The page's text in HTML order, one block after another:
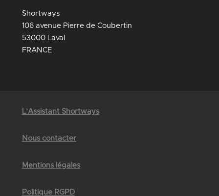
Shortways
106 avenue Pierre de Coubertin
53000 Laval
FRANCE
L’Assistant Shortways
Nous contacter
Mentions légales
Politique RGPD